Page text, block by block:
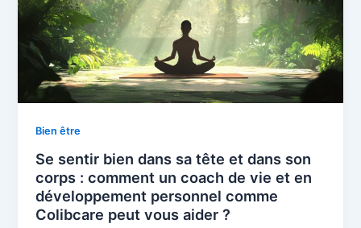
Bien être
Se sentir bien dans sa tête et dans son
corps : comment un coach de vie et en
développement personnel comme
Colibcare peut vous aider ?